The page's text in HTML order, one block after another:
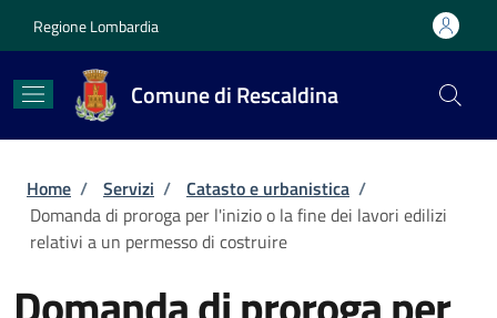
Regione Lombardia
Comune di Rescaldina
Briciole di pane
Home / Servizi / Catasto e urbanistica /
Domanda di proroga per l'inizio o la fine dei lavori edilizi
relativi a un permesso di costruire